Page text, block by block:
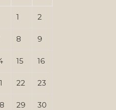
1 2
8 9
15 16
22 23
29 30